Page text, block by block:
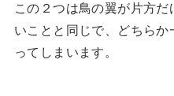
この２つは鳥の翼が片方
いことと同じで、どちら
ってしまいます。